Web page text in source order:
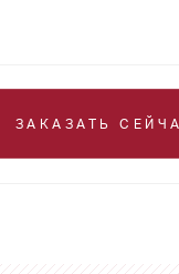
ЗАКАЗАТЬ